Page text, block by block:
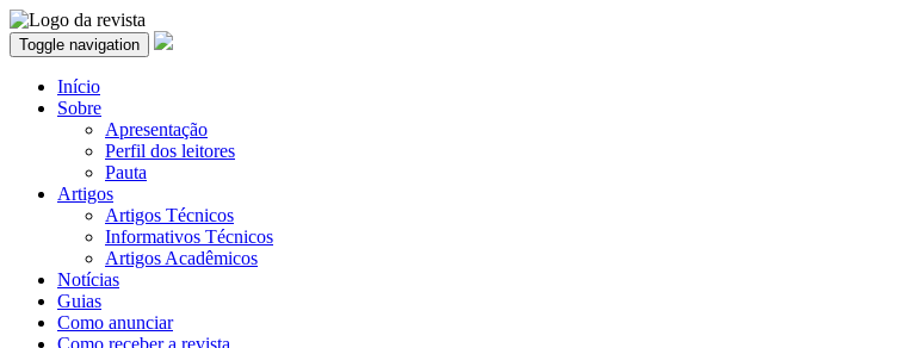
Toggle navigation
Início
Sobre
Apresentação
Perfil dos leitores
Pauta
Artigos
Artigos Técnicos
Informativos Técnicos
Artigos Acadêmicos
Notícias
Guias
Como anunciar
Como receber a revista